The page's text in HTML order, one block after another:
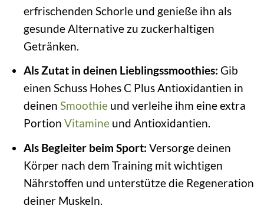
erfrischenden Schorle und genieße ihn als
gesunde Alternative zu zuckerhaltigen
Getränken.
Als Zutat in deinen Lieblingssmoothies: Gib
einen Schuss Hohes C Plus Antioxidantien in
deinen Smoothieund verleihe ihm eine extra
Portion Vitamineund Antioxidantien.
Als Begleiter beim Sport: Versorge deinen
Körper nach dem Training mit wichtigen
Nährstoffen und unterstütze die Regeneration
deiner Muskeln.